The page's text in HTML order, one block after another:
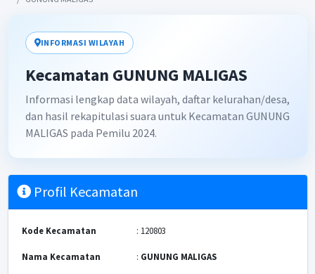
INFORMASI WILAYAH
Kecamatan GUNUNG MALIGAS
Informasi lengkap data wilayah, daftar kelurahan/desa,
dan hasil rekapitulasi suara untuk Kecamatan GUNUNG
MALIGAS pada Pemilu 2024.
Profil Kecamatan
Kode Kecamatan : 120803
Nama Kecamatan : GUNUNG MALIGAS